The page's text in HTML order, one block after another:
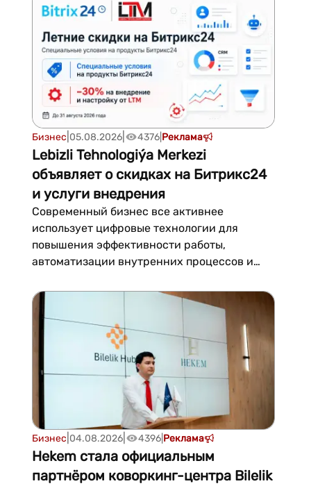
международных транзитных рейсах — в 150
долларов.В авиакомпании уточнили, что
габаритным считается чемодан, у ко...
Бизнес 05.08.2026| 4376| Реклама
Lebizli Tehnologiýa Merkezi
объявляет о скидках на Битрикс24
и услуги внедрения
Современный бизнес все активнее
использует цифровые технологии для
повышения эффективности работы,
автоматизации внутренних процессов и
клиентов. Одним из востребованных
решений в этой области остается
Битрикс24 — многофункциональная
платформа, объединяющая CRM,
управление задачами и проектами,
корпоративные коммуникации,
Бизнес 04.08.2026| 4396| Реклама
Hekem стала официальным
партнёром коворкинг-центра Bilelik